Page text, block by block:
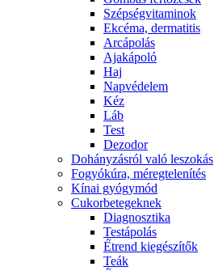
Szépségvitaminok
Ekcéma, dermatitis
Arcápolás
Ajakápoló
Haj
Napvédelem
Kéz
Láb
Test
Dezodor
Dohányzásról való leszokás
Fogyókúra, méregtelenítés
Kínai gyógymód
Cukorbetegeknek
Diagnosztika
Testápolás
É́trend kiegészítők
Teák